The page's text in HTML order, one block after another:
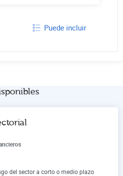
Puede incluir
del sector a corto o medio plazo